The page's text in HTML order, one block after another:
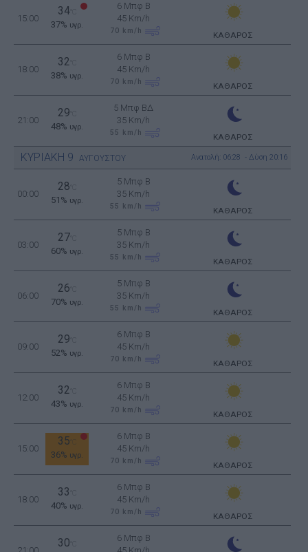
15:00
34°C
37% υγρ.
6 Μπφ B
45 Km/h
70 km/h ΚΑΘΑΡΟΣ
18:00
32
38% υγρ.
6 Μπφ B
45 Km/h
70 km/h ΚΑΘΑΡΟΣ
21:00
29
48% υγρ.
5 Μπφ ΒΔ
35 Km/h
55 km/h ΚΑΘΑΡΟΣ
ΚΥΡΙΑΚΗ 9 ΑΥΓΟΥΣΤΟΥ Ανατολή: 06:28 - Δύση 20:16
00:00
28
51% υγρ.
5 Μπφ B
35 Km/h
55 km/h ΚΑΘΑΡΟΣ
03:00
27
60% υγρ.
5 Μπφ B
35 Km/h
55 km/h ΚΑΘΑΡΟΣ
06:00
26
70% υγρ.
5 Μπφ B
35 Km/h
55 km/h ΚΑΘΑΡΟΣ
09:00
29
52% υγρ.
6 Μπφ B
45 Km/h
70 km/h ΚΑΘΑΡΟΣ
12:00
32
43% υγρ.
6 Μπφ B
45 Km/h
70 km/h ΚΑΘΑΡΟΣ
15:00
35
36% υγρ.
6 Μπφ B
45 Km/h
70 km/h ΚΑΘΑΡΟΣ
18:00
33
40% υγρ.
6 Μπφ B
45 Km/h
70 km/h ΚΑΘΑΡΟΣ
30
6 Μπφ B